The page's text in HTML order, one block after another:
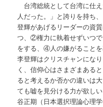
台湾総統として台湾に仕
人だった。」と誇りを持ち
登輝があげるリーダーの資
つ、②権力に執着せずいつ
をする、④人の嫌がること
李登輝はクリスチャンにな
く、信仰心はさまざまある
ると考えるか否かの違いは
ても嘘を見分ける
谷正期（日本選択理論心理学